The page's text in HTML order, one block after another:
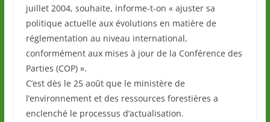
juillet 2004, souhaite, informe-t-on « ajuster sa
politique actuelle aux évolutions en matière de
réglementation au niveau international,
conformément aux mises à jour de la Conférence des
Parties (COP) ».
C’est dès le 25 août que le ministère de
l’environnement et des ressources forestières a
enclenché le processus d’actualisation.